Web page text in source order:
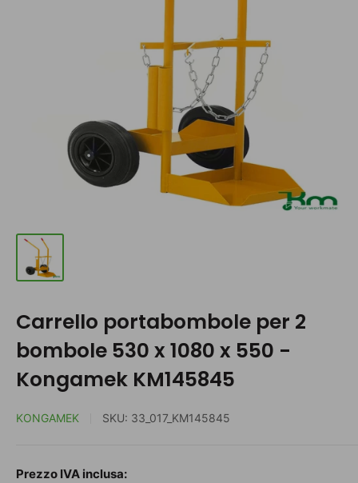
Carrello portabombole per 2
bombole 530 x 1080 x 550 -
Kongamek KM145845
KONGAMEK SKU: 33_017_KM145845
Prezzo IVA inclusa: